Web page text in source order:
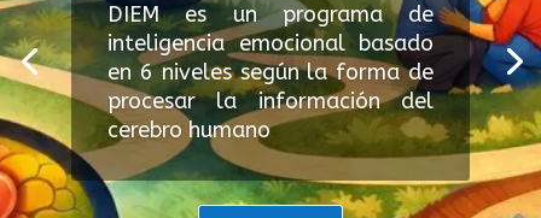
DIEM es un programa de
inteligencia emocional basado
en 6 niveles según la forma de
procesar la información del
cerebro humano